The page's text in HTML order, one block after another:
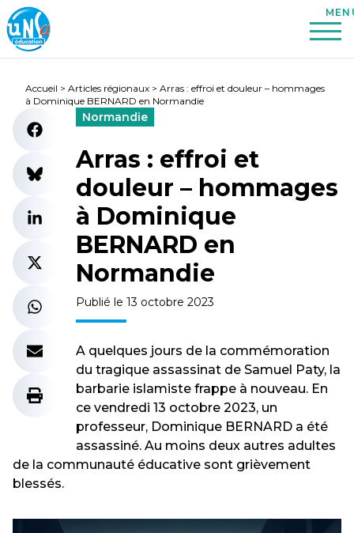
Accueil > Articles régionaux > Arras : effroi et douleur – hommages
à Dominique BERNARD en Normandie
Normandie
Arras : effroi et
douleur – hommages
à Dominique
BERNARD en
Normandie
Publié le 13 octobre 2023
A quelques jours de la commémoration
du tragique assassinat de Samuel Paty, la
barbarie islamiste frappe à nouveau. En
ce vendredi 13 octobre 2023, un
professeur, Dominique BERNARD a été
assassiné. Au moins deux autres adultes
de la communauté éducative sont grièvement
blessés.